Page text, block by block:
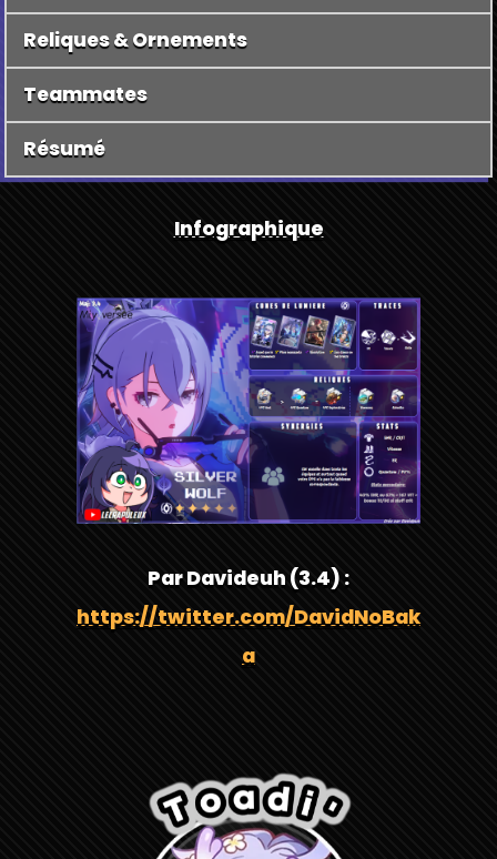
Reliques & Ornements
Teammates
Résumé
Infographique
Par Davideuh (3.4) :
https://twitter.com/DavidNoBak
a